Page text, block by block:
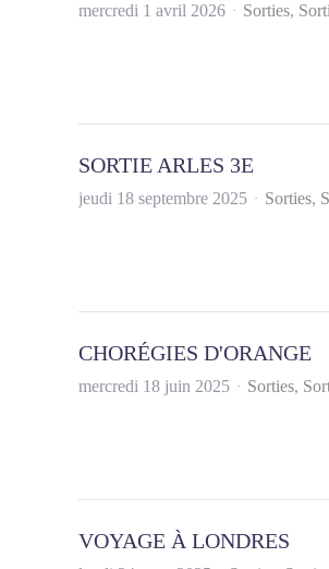
mercredi 1 avril 2026 Sorties
SORTIE ARLES 3E
jeudi 18 septembre 2025 Sorties
CHORÉGIES D'ORANGE
mercredi 18 juin 2025 Sorties
VOYAGE À LONDRES